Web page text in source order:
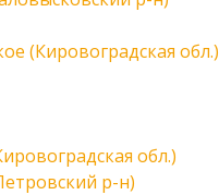
(Кировоградская обл.)
обл.)
р-н)